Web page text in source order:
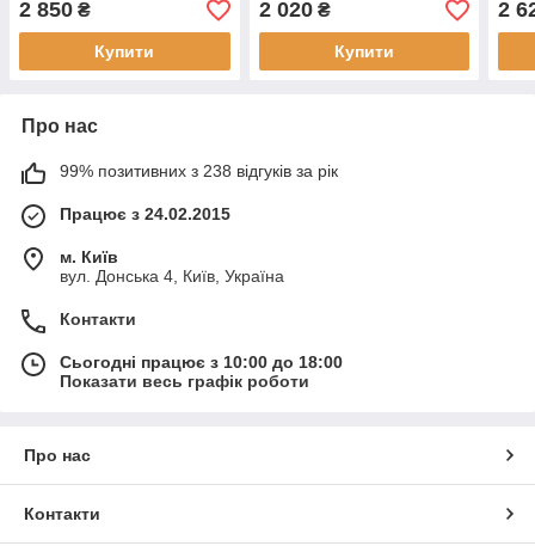
2 850 ₴
Купити
2 020₴
Купити
2
Про нас
99% позитивних з 238 відгуків за рік
Працює з 24.02.2015
м. Київ
вул. Донська 4, Київ, Україна
Контакти
Сьогодні працює з 10:00 до 18:00
Показати весь графік роботи
Про нас
Контакти